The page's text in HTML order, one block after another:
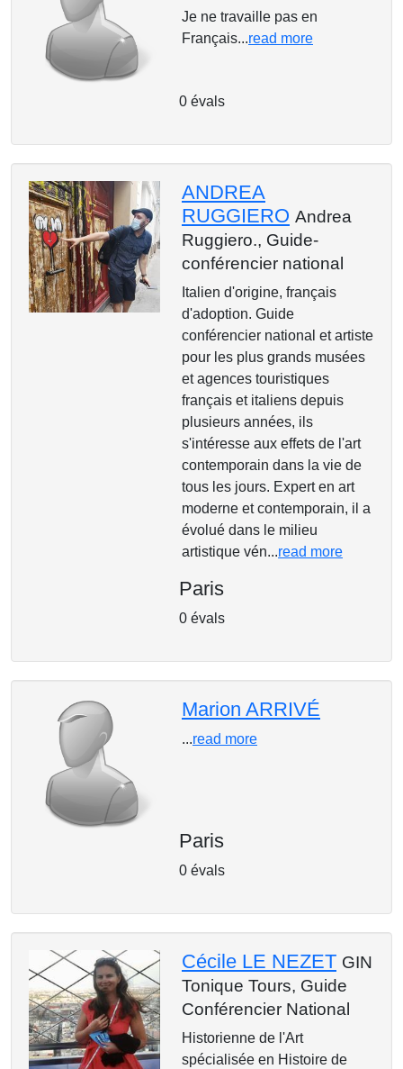
Je ne travaille pas en
Français...read more
0 évals
ANDREA
RUGGIERO Andrea
Ruggiero., Guide-
conférencier national
Italien d'origine, français
d'adoption. Guide
conférencier national et artiste
pour les plus grands musées
et agences touristiques
français et italiens depuis
plusieurs années, ils
s'intéresse aux effets de l'art
contemporain dans la vie de
tous les jours. Expert en art
moderne et contemporain, il a
évolué dans le milieu
artistique vén...read more
Paris
0 évals
Marion ARRIVÉ
...read more
Paris
0 évals
Cécile LE NEZET GIN
Tonique Tours, Guide
Conférencier National
Historienne de l'Art
spécialisée en Histoire de